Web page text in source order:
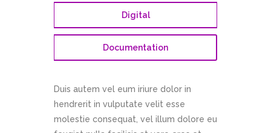
Digital
Documentation
Duis autem vel eum iriure dolor in
hendrerit in vulputate velit esse
molestie consequat, vel illum dolore eu